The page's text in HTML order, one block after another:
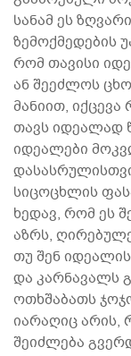
სანამ ეს
ზემოქმედების
რომ თავისი
ან შეეძლოს
მანიით,
თავს იდეალად
იდეალები
სიცოცხლის
ხედავ, რომ ეს
აზრს,
თუ შენ
და კარნავალს
ოთხშაბათს
იარაღიც არის,
შეიძლება